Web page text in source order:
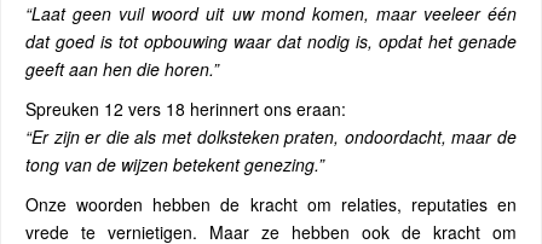
“Laat geen vuil woord uit uw mond komen, maar veeleer één
dat goed is tot opbouwing waar dat nodig is, opdat het genade
geeft aan hen die horen.”
Spreuken 12 vers 18 herinnert ons eraan:
“Er zijn er die als met dolksteken praten, ondoordacht, maar de
tong van de wijzen betekent genezing.”
Onze woorden hebben de kracht om relaties, reputaties en
vrede te vernietigen. Maar ze hebben ook de kracht om